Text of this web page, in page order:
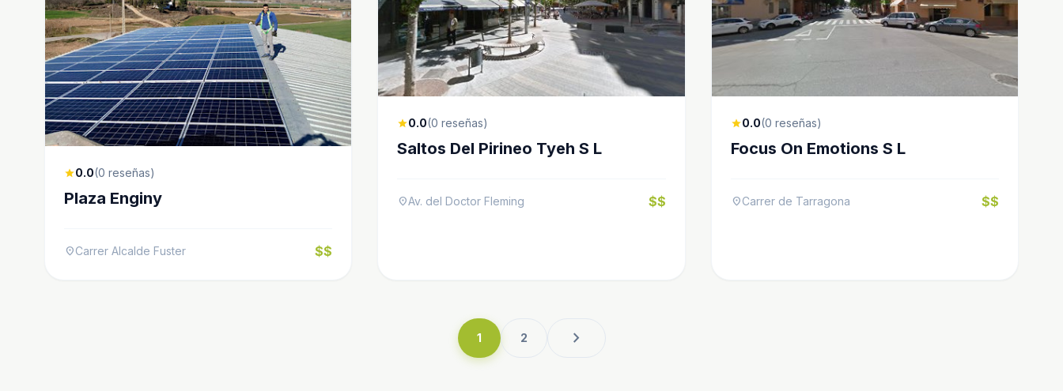
star0.0(0 reseñas)
Plaza Enginy
location_onCarrer Alcalde Fuster $$
star0.0(0 reseñas)
Saltos Del Pirineo Tyeh S L
location_onAv. del Doctor Fleming $$
star0.0(0 reseñas)
Focus On Emotions S L
location_onCarrer de Tarragona $$
1 2 chevron_right